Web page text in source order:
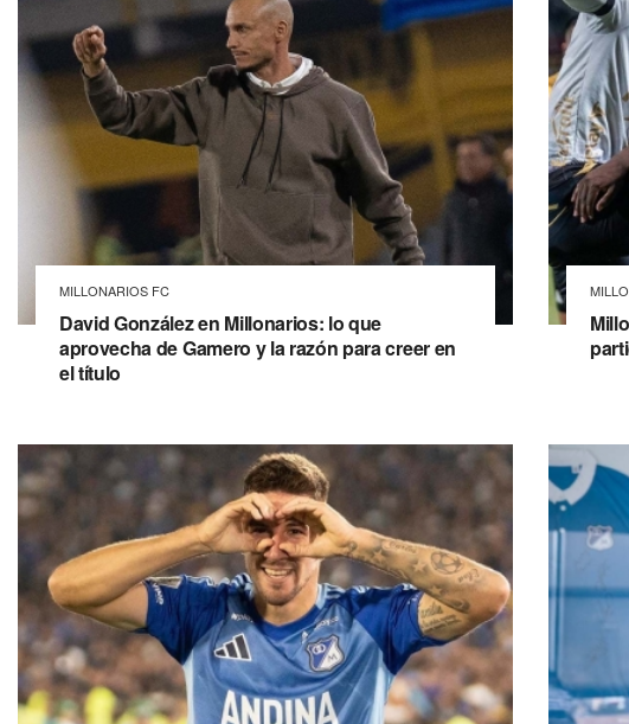
MILLONARIOS FC
David González en Millonarios: lo que
aprovecha de Gamero y la razón para creer en
el título